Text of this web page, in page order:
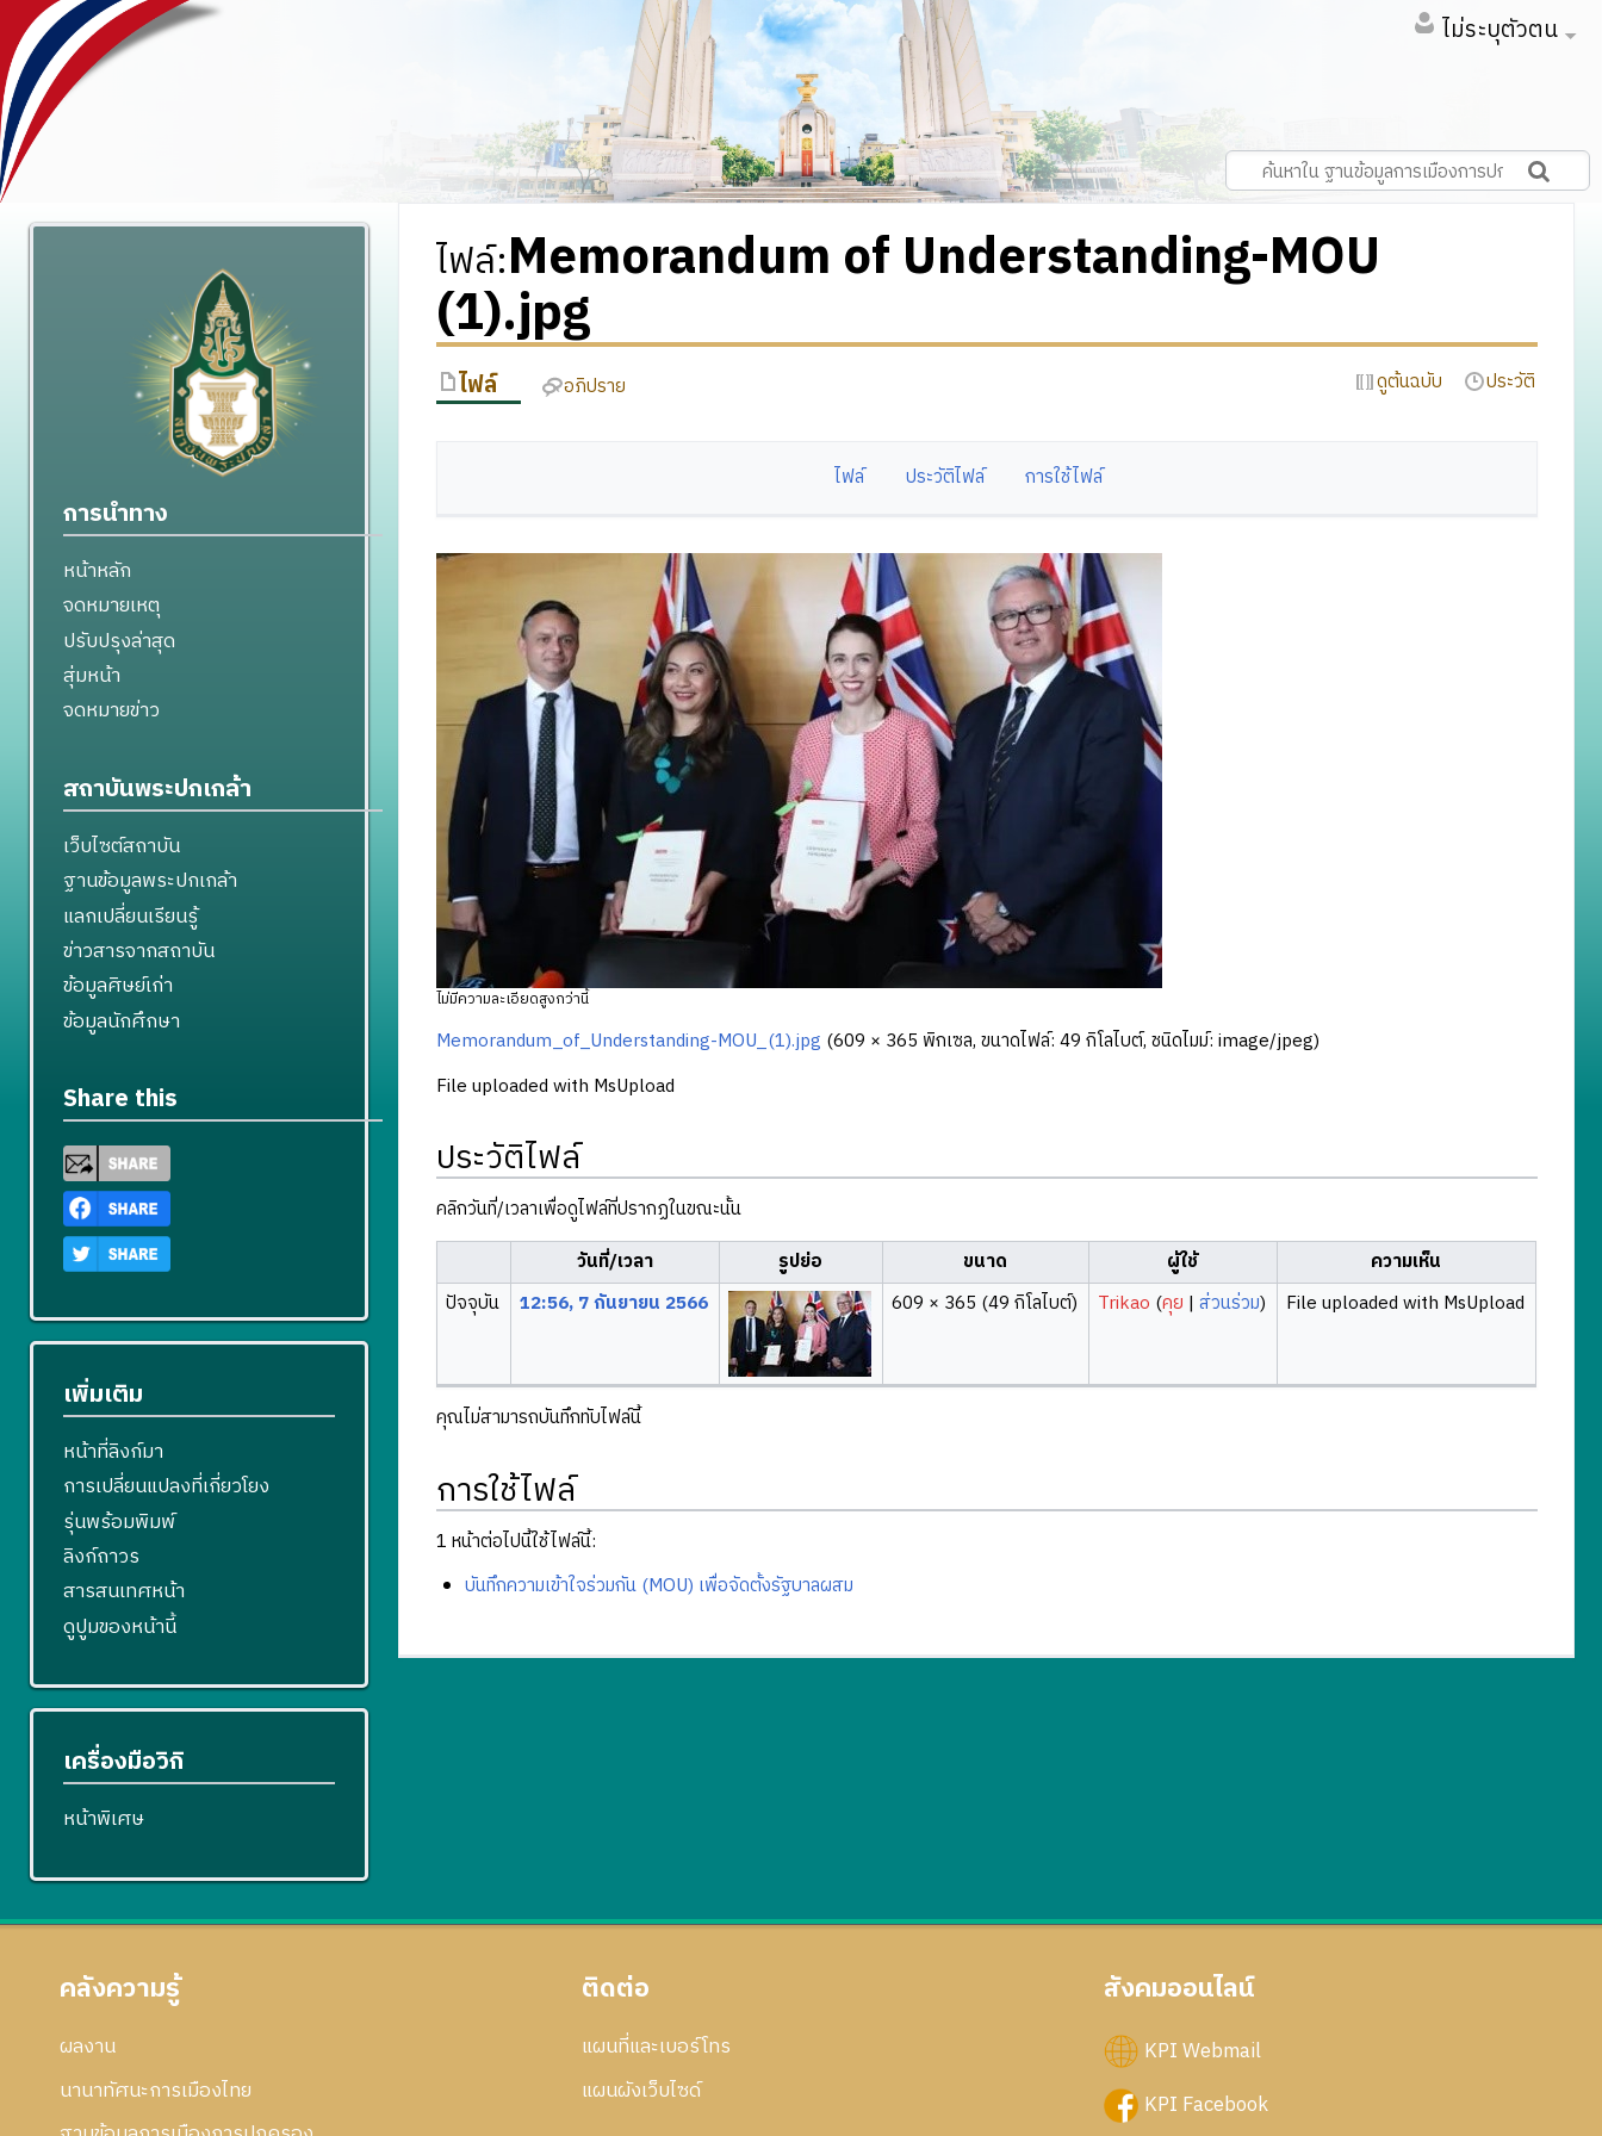
ไม่ระบุตัวตน
ไฟล์:Memorandum of Understanding-MOU
(1).jpg
ไฟล์ อภิปราย ดูต้นฉบับ ประวัติ
ไฟล์ ประวัติไฟล์ การใช้ไฟล์
ไม่มีความละเอียดสูงกว่านี้
Memorandum_of_Understanding-MOU_(1).jpg (609 × 365 พิกเซล, ขนาดไฟล์: 49 กิโลไบต์, ชนิดไมม์: image/jpeg)
File uploaded with MsUpload
ประวัติไฟล์
คลิกวันที่/เวลาเพื่อดูไฟล์ที่ปรากฏในขณะนั้น
วันที่/เวลา
รูปย่อ ขนาด ผู้ใช้
ความเห็น
ปัจจุบัน
12:56, 7 กันยายน 2566 609 × 365 (49 กิโลไบต์) Trikao (คุย |ส่วนร่วม) File uploaded with MsUpload
คุณไม่สามารถบันทึกทับไฟล์นี้
การใช้ไฟล์
1 หน้าต่อไปนี้ใช้ไฟล์นี้:
บันทึกความเข้าใจร่วมกัน (MOU) เพื่อจัดตั้งรัฐบาลผสม
การนำทาง
หน้าหลัก
จดหมายเหตุ
ปรับปรุงล่าสุด
สุ่มหน้า
จดหมายข่าว
สถาบันพระปกเกล้า
เว็บไซต์สถาบัน
ฐานข้อมูลพระปกเกล้า
แลกเปลี่ยนเรียนรู้
ข่าวสารจากสถาบัน
ข้อมูลศิษย์เก่า
ข้อมูลนักศึกษา
Share this
เพิ่มเติม
หน้าที่ลิงก์มา
การเปลี่ยนแปลงที่เกี่ยวโยง
รุ่นพร้อมพิมพ์
ลิงก์ถาวร
สารสนเทศหน้า
ดูปูมของหน้านี้
เครื่องมือวิกิ
หน้าพิเศษ
คลังความรู้
ผลงาน
นานาทัศนะการเมืองไทย
ติดต่อ
แผนที่และเบอร์โทร
แผนผังเว็บไซด์
สังคมออนไลน์
KPI Webmail
KPI Facebook